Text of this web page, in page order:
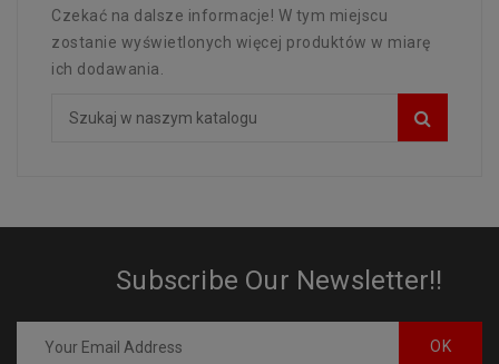
Czekać na dalsze informacje! W tym miejscu
zostanie wyświetlonych więcej produktów w miarę
ich dodawania.
Subscribe Our Newsletter!!